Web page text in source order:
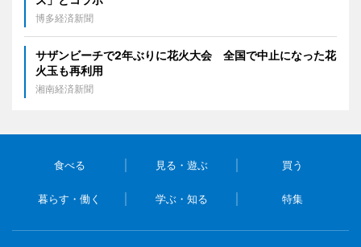
博多経済新聞
サザンビーチで2年ぶりに花火大会 全国で中止になった花
火玉も再利用
湘南経済新聞
食べる 見る・遊ぶ 買う
暮らす・働く 学ぶ・知る 特集